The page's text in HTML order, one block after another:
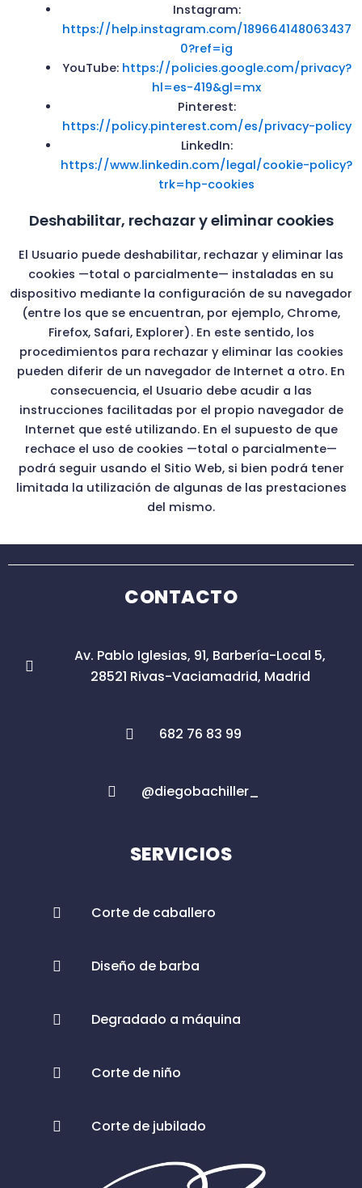
Instagram:
https://help.instagram.com/189664148063437
0?ref=ig
YouTube: https://policies.google.com/privacy?
hl=es-419&gl=mx
Pinterest:
https://policy.pinterest.com/es/privacy-policy
LinkedIn:
https://www.linkedin.com/legal/cookie-policy?
trk=hp-cookies
Deshabilitar, rechazar y eliminar cookies
El Usuario puede deshabilitar, rechazar y eliminar las
cookies —total o parcialmente— instaladas en su
dispositivo mediante la configuración de su navegador
(entre los que se encuentran, por ejemplo, Chrome,
Firefox, Safari, Explorer). En este sentido, los
procedimientos para rechazar y eliminar las cookies
pueden diferir de un navegador de Internet a otro. En
consecuencia, el Usuario debe acudir a las
instrucciones facilitadas por el propio navegador de
Internet que esté utilizando. En el supuesto de que
rechace el uso de cookies —total o parcialmente—
podrá seguir usando el Sitio Web, si bien podrá tener
limitada la utilización de algunas de las prestaciones
del mismo.
CONTACTO
Av. Pablo Iglesias, 91, Barbería-Local 5,
28521 Rivas-Vaciamadrid, Madrid
682 76 83 99
@diegobachiller_
SERVICIOS
Corte de caballero
Diseño de barba
Degradado a máquina
Corte de niño
Corte de jubilado